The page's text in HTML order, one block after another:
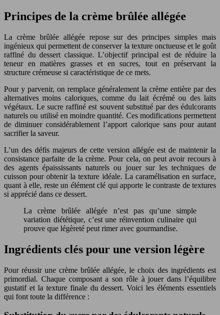
Principes de la crème brûlée allégée
La crème brûlée allégée repose sur des principes simples mais
ingénieux qui permettent de conserver la texture onctueuse et le goût
raffiné du dessert classique. L’objectif principal est de réduire la
teneur en matières grasses et en sucres, tout en préservant la
structure crémeuse si caractéristique de ce mets.
Pour y parvenir, on remplace généralement la crème entière par des
alternatives moins caloriques, comme du lait écrémé ou des laits
végétaux. Le sucre raffiné est souvent substitué par des édulcorants
naturels ou utilisé en moindre quantité. Ces modifications permettent
de diminuer considérablement l’apport calorique sans pour autant
sacrifier la saveur.
L’un des défis majeurs de cette version allégée est de maintenir la
consistance parfaite de la crème. Pour cela, on peut avoir recours à
des agents épaississants naturels ou jouer sur les techniques de
cuisson pour obtenir la texture idéale. La caramélisation en surface,
quant à elle, reste un élément clé qui apporte le contraste de textures
si apprécié dans ce dessert.
La crème brûlée allégée n’est pas qu’une simple
variation diététique, c’est une réinvention culinaire qui
prouve que légèreté peut rimer avec gourmandise.
Ingrédients clés pour une version légère
Pour réussir une crème brûlée allégée, le choix des ingrédients est
primordial. Chaque composant a son rôle à jouer dans l’équilibre
gustatif et la texture finale du dessert. Voici les éléments essentiels
qui font toute la différence :